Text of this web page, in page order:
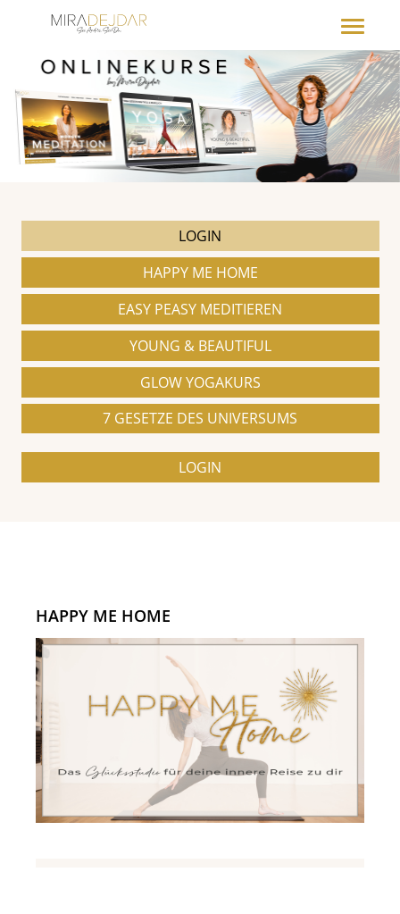
Navigation
LOGIN
HAPPY ME HOME
EASY PEASY MEDITIEREN
YOUNG & BEAUTIFUL
GLOW YOGAKURS
7 GESETZE DES UNIVERSUMS
LOGIN
HAPPY ME HOME